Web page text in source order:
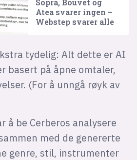
Sopra, Bouvet og
Atea svarer ingen –
Webstep svarer alle
tydelig: Alt dette er AI
basert på åpne omtaler,
(For å unngå røyk av
å be Cerberos analysere
med de genererte
genre, stil, instrumenter